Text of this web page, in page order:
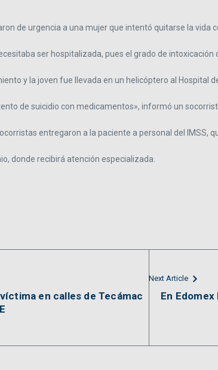
de urgencia a una mujer que intentó quitarse la vida
ser hospitalizada, pues el grado de intoxicación
y la joven fue llevada en un helicóptero al Hospital
de suicidio con medicamentos», informó un
entregaron a la paciente a personal del
donde recibirá atención especializada.
en calles de Tecámac
Next Article
En